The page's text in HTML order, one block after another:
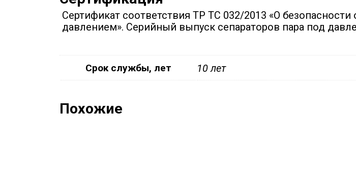
Сертификат соответствия ТР ТС 032/2013 «О
давлением». Серийный выпуск сепараторов пара под
Срок службы, лет 10 лет
Похожие